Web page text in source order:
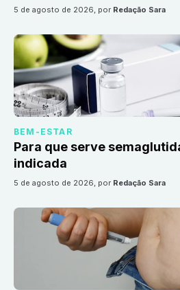
5 de agosto de 2026, por Redação Sara
BEM-ESTAR
Para que serve
indicada
5 de agosto de 2026, por Redação Sara